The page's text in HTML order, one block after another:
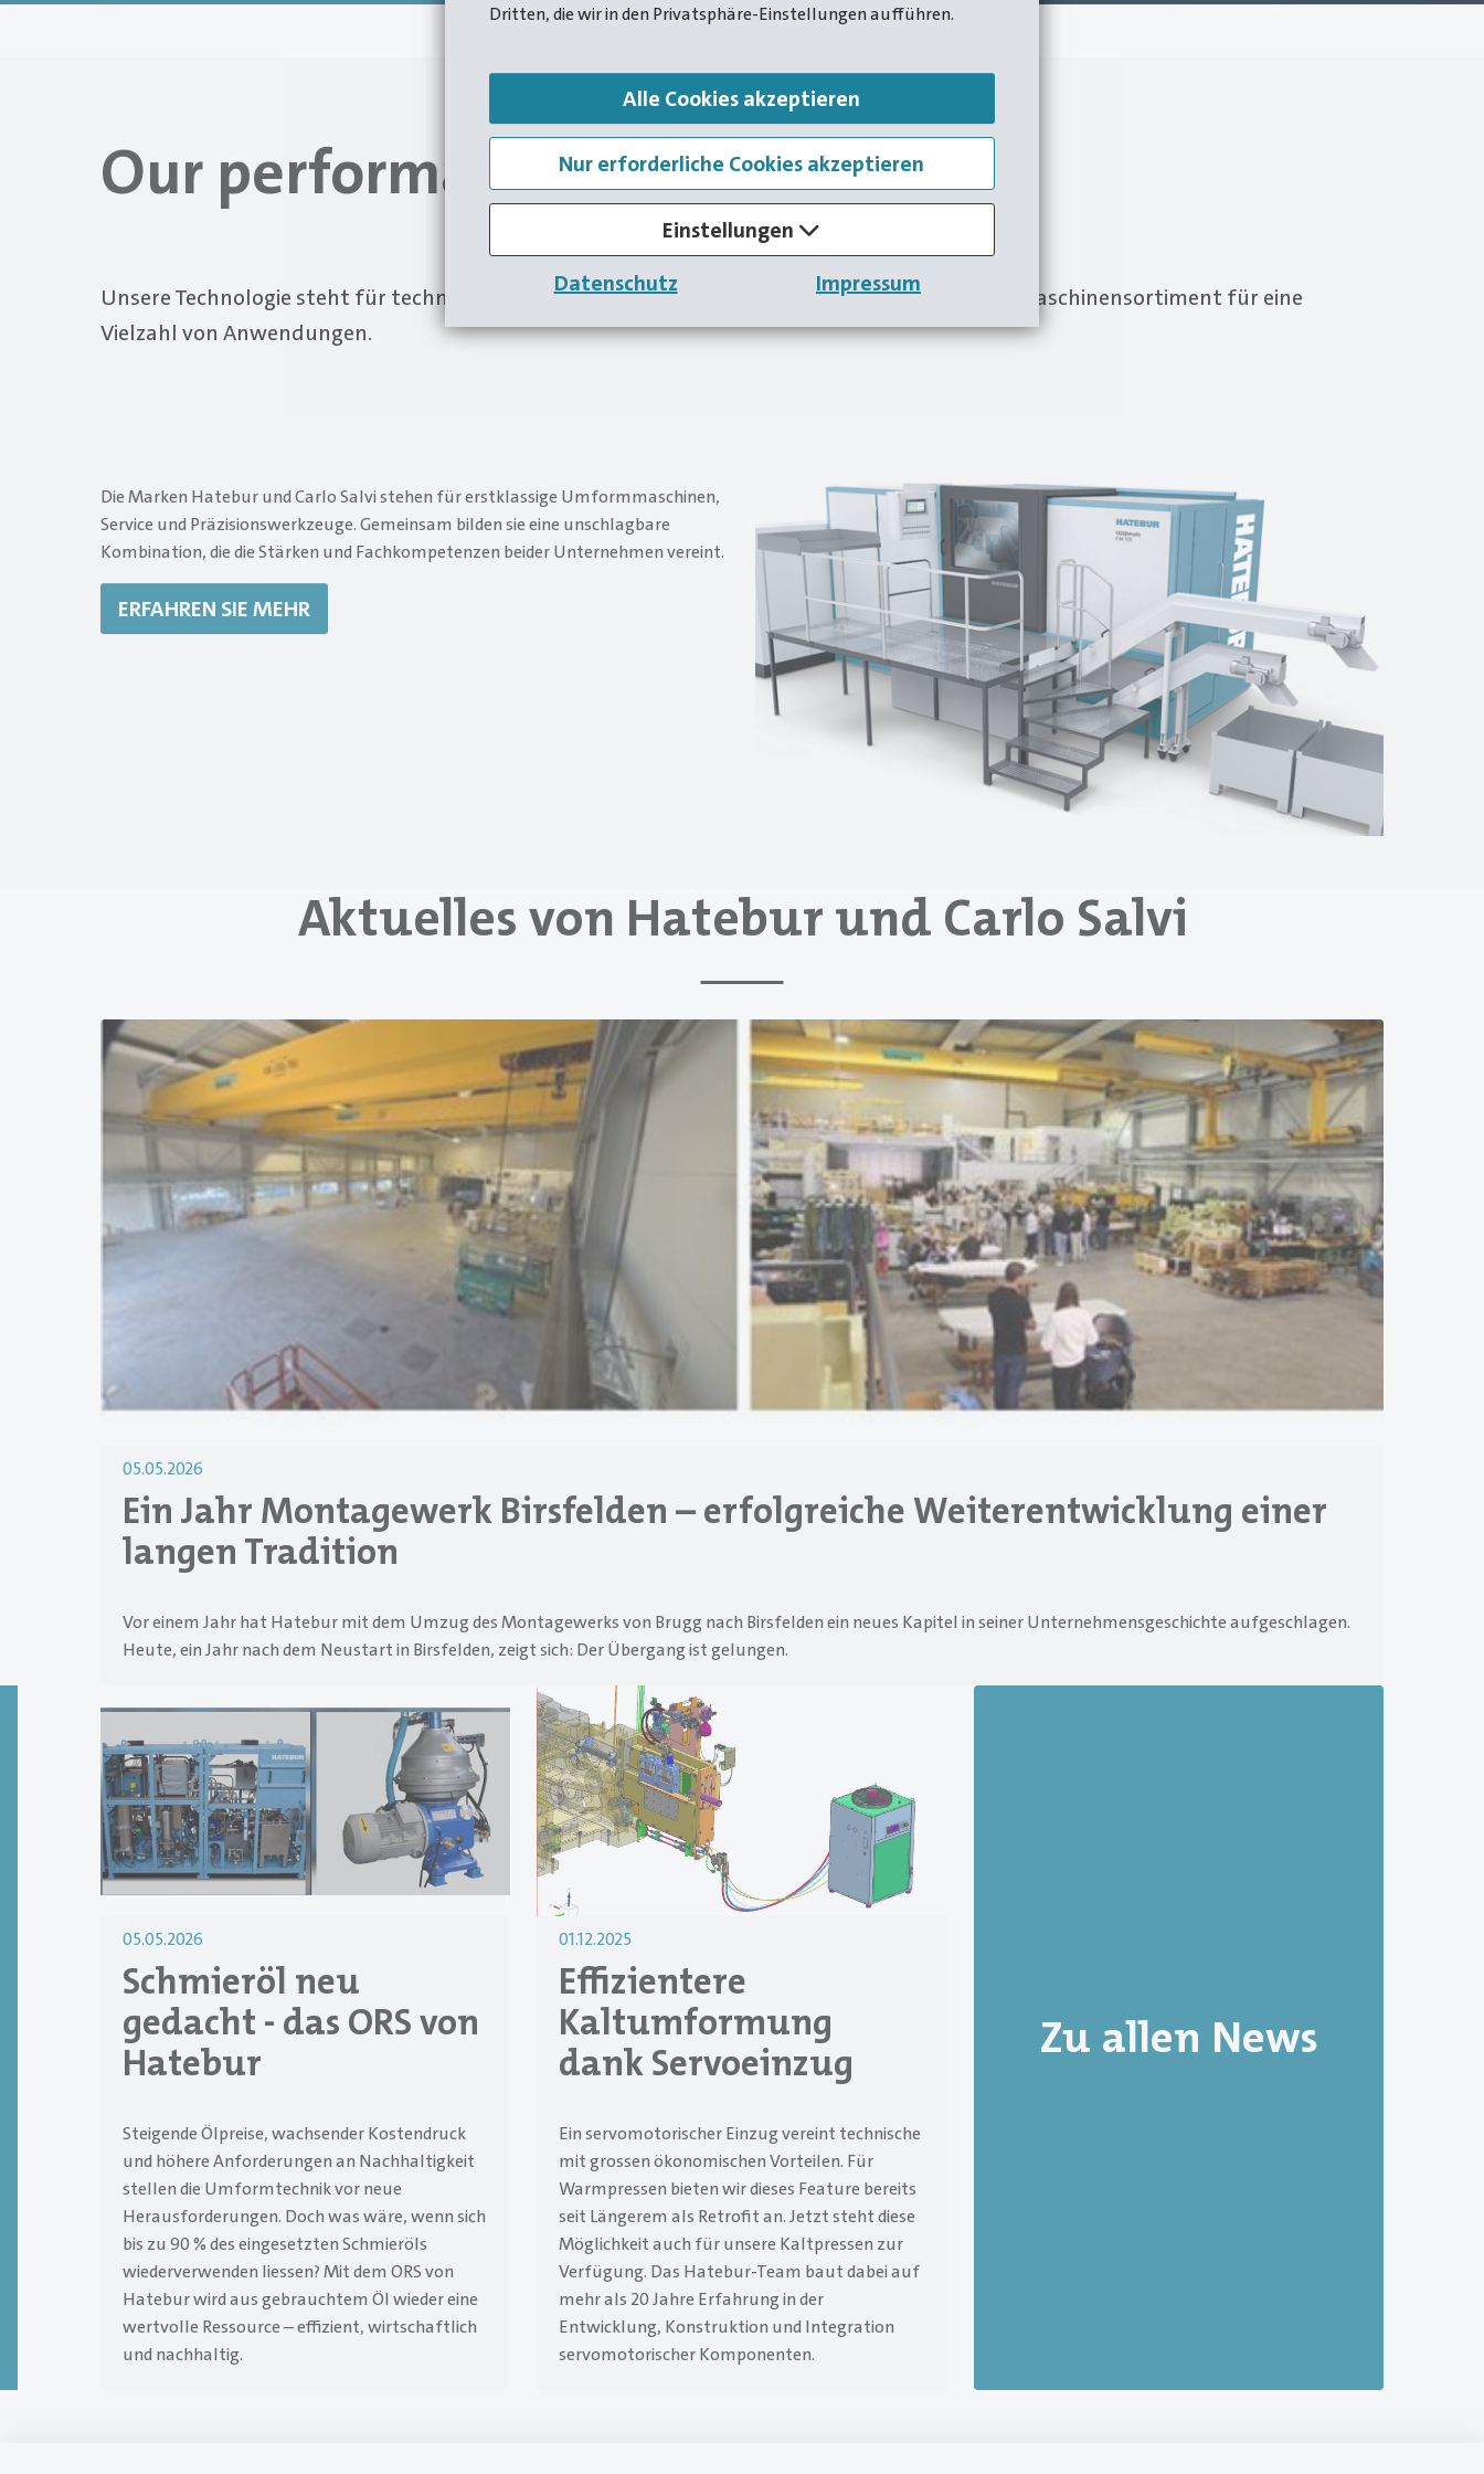
Dritten, die wir in den Privatsphäre-Einstellungen aufführen.
Alle Cookies akzeptieren
Nur erforderliche Cookies akzeptieren
Einstellungen
Datenschutz
Impressum
Our performance. Your advantage.
Unsere Technologie steht für technische Präzision, konstruktive Flexibilität und unser breites Maschinensortiment für eine
Vielzahl von Anwendungen.
Die Marken Hatebur und Carlo Salvi stehen für erstklassige Umformmaschinen,
Service und Präzisionswerkzeuge. Gemeinsam bilden sie eine unschlagbare
Kombination, die die Stärken und Fachkompetenzen beider Unternehmen vereint.
ERFAHREN SIE MEHR
Aktuelles von Hatebur und Carlo Salvi
05.05.2026
Ein Jahr Montagewerk Birsfelden – erfolgreiche Weiterentwicklung einer
langen Tradition
Vor einem Jahr hat Hatebur mit dem Umzug des Montagewerks von Brugg nach Birsfelden ein neues Kapitel in seiner Unternehmensgeschichte aufgeschlagen.
Heute, ein Jahr nach dem Neustart in Birsfelden, zeigt sich: Der Übergang ist gelungen.
05.05.2026
Schmieröl neu
gedacht - das ORS von
Hatebur
Steigende Ölpreise, wachsender Kostendruck
und höhere Anforderungen an Nachhaltigkeit
stellen die Umformtechnik vor neue
Herausforderungen. Doch was wäre, wenn sich
bis zu 90 % des eingesetzten Schmieröls
wiederverwenden liessen? Mit dem ORS von
Hatebur wird aus gebrauchtem Öl wieder eine
wertvolle Ressource – effizient, wirtschaftlich
und nachhaltig.
01.12.2025
Effizientere
Kaltumformung
dank Servoeinzug
Ein servomotorischer Einzug vereint technische
mit grossen ökonomischen Vorteilen. Für
Warmpressen bieten wir dieses Feature bereits
seit Längerem als Retrofit an. Jetzt steht diese
Möglichkeit auch für unsere Kaltpressen zur
Verfügung. Das Hatebur-Team baut dabei auf
mehr als 20 Jahre Erfahrung in der
Entwicklung, Konstruktion und Integration
servomotorischer Komponenten.
Zu allen News